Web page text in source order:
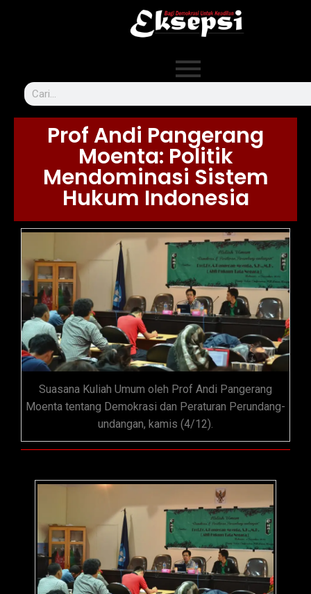
Prof Andi Pangerang
Moenta: Politik
Mendominasi Sistem
Hukum Indonesia
Suasana Kuliah Umum oleh Prof Andi Pangerang
Moenta tentang Demokrasi dan Peraturan Perundang-
undangan, kamis (4/12).